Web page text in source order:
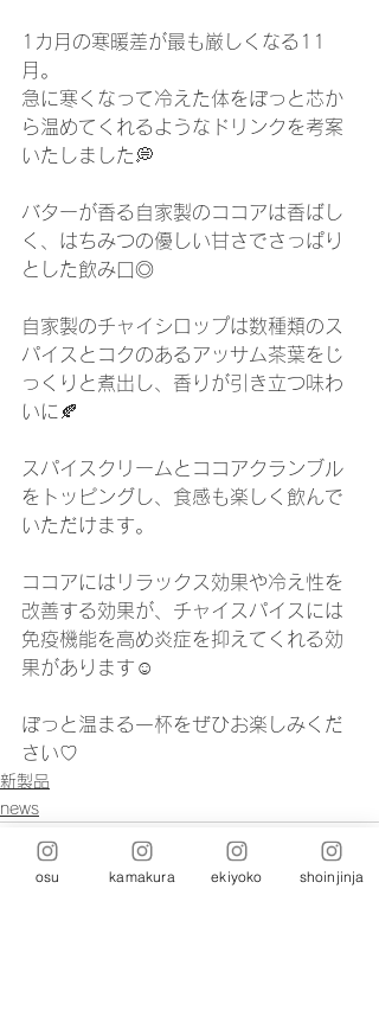
1カ月の寒暖差が最も厳しくなる11
月。
急に寒くなって冷えた体をぽっと芯か
ら温めてくれるようなドリンクを考案
いたしました💭
バターが香る自家製のココアは香ばし
く、はちみつの優しい甘さでさっぱり
とした飲み口◎
自家製のチャイシロップは数種類のス
パイスとコクのあるアッサム茶葉をじ
っくりと煮出し、香りが引き立つ味わ
いに🍂
スパイスクリームとココアクランブル
をトッピングし、食感も楽しく飲んで
いただけます。
ココアにはリラックス効果や冷え性を
改善する効果が、チャイスパイスには
免疫機能を高め炎症を抑えてくれる効
果があります☺️
ぽっと温まる一杯をぜひお楽しみくだ
さい♡
新製品
news
osu kamakura ekiyoko shoinjinja